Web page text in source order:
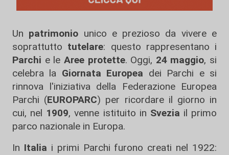
Un patrimonio unico e prezioso da vivere e
soprattutto tutelare: questo rappresentano i
Parchi e le Aree protette. Oggi, 24 maggio, si
celebra la Giornata Europea dei Parchi e si
rinnova l'iniziativa della Federazione Europea
Parchi (EUROPARC) per ricordare il giorno in
cui, nel 1909, venne istituito in Svezia il primo
parco nazionale in Europa.
In Italia i primi Parchi furono creati nel 1922: